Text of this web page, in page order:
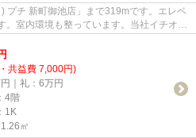
プチ 新町御池店」まで319mです。エレベ
。室内環境も整っています。当社イチオシ
共益費 7,000円)
｜礼：6万円
4階
1K
㎡